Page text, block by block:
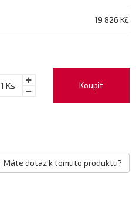
19 826 Kč
Koupit
1 Ks
Máte dotaz k tomuto produktu?